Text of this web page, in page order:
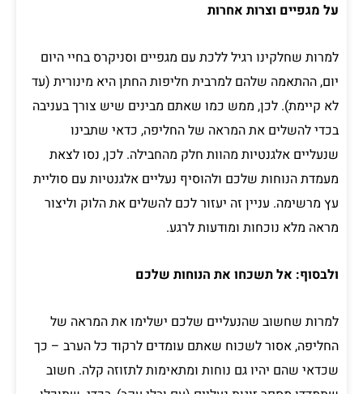
על מגפיים וצרות אחרות
למרות שחלקינו רגיל ללכת עם מגפיים וסניקרס בחיי היום
יום, ההתאמה שלהם למרבית חליפות החתן היא מינורית (עד
לא קיימת). לכן, ממש כמו שאתם מבינים שיש צורך בעניבה
בכדי להשלים את המראה של החליפה, כדאי שתבינו
שנעליים אלגנטיות מהוות חלק מהחבילה. לכן, נסו לצאת
מעמדת הנוחות שלכם ולהוסיף נעליים אלגנטיות עם סוליית
עץ מרשימה. עניין זה יעזור לכם להשלים את הלוק וליצור
מראה מלא נוכחות ומודעות לרגע.
ולבסוף: אל תשכחו את הנוחות שלכם
למרות שחשוב שהנעליים שלכם ישלימו את המראה של
החליפה, אסור לשכוח שאתם עומדים לרקוד כל הערב – כך
שכדאי שהם יהיו גם נוחות ומתאימות לתזוזה קלה. חשוב